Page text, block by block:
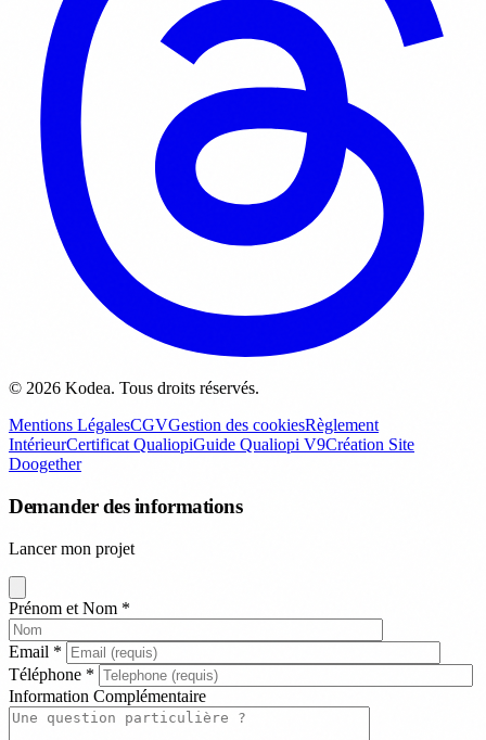
© 2026 Kodea. Tous droits réservés.
Mentions LégalesCGVGestion des cookiesRèglement
IntérieurCertificat QualiopiGuide Qualiopi V9Création Site
Doogether
Demander des informations
Lancer mon projet
Prénom et Nom *
Email *
Téléphone *
Information Complémentaire